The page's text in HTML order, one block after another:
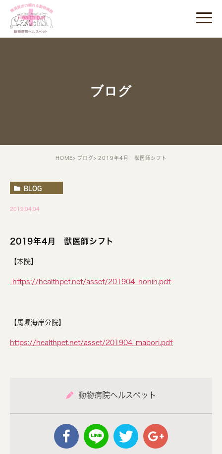
ブログ
HOME ブログ 2019年4月 獣医師シフト
BLOG
2019.04.04
2019年4月 獣医師シフト
【本院】
https://healthpet.net/asset/201904_honin.pdf
【馬堀海岸分院】
https://healthpet.net/asset/201904_mabori.pdf
動物病院ヘルスペット